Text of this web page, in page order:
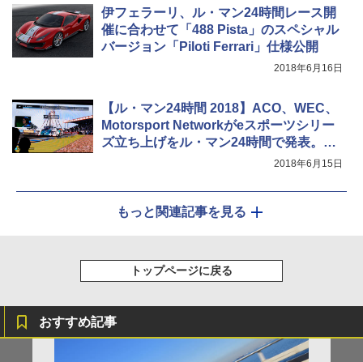
伊フェラーリ、ル・マン24時間レース開
催に合わせて「488 Pista」のスペシャル
バージョン「Piloti Ferrari」仕様公開
2018年6月16日
【ル・マン24時間 2018】ACO、WEC、
Motorsport Networkがeスポーツシリー
ズ立ち上げをル・マン24時間で発表。コ
ンソール版「Forza Motorsport」使用
2018年6月15日
もっと関連記事を見る
トップページに戻る
おすすめ記事